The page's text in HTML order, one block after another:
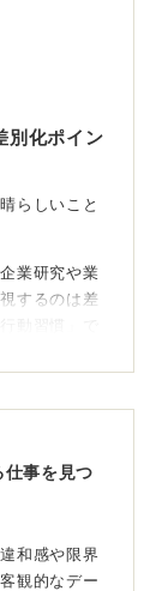
別化ポイン
らしいこと
業研究や業
するのは差
動習慣」で
。
事を見つ
和感や限界
観的なデー